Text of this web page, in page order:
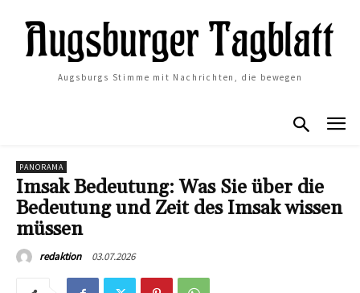
Augsburgs Stimme mit Nachrichten, die bewegen
PANORAMA
Imsak Bedeutung: Was Sie über die
Bedeutung und Zeit des Imsak wissen
müssen
redaktion 03.07.2026